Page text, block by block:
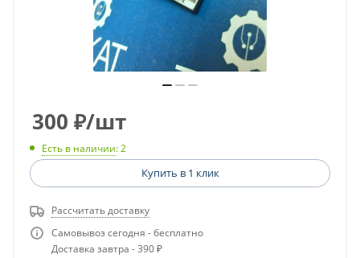
300 ₽/шт
Есть в наличии: 2
Купить в 1 клик
Рассчитать доставку
Самовывоз сегодня - бесплатно
Доставка завтра - 390 ₽